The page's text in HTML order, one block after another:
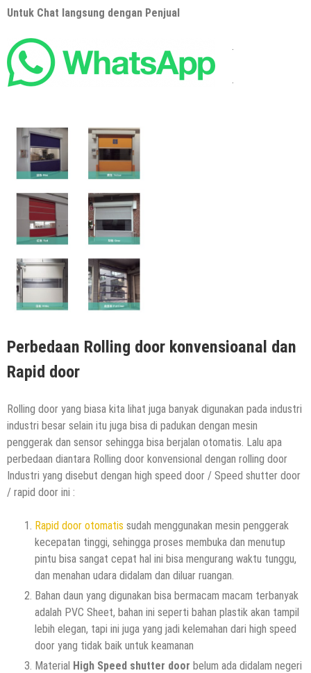
Untuk Chat langsung dengan Penjual
Perbedaan Rolling door konvensioanal dan
Rapid door
Rolling door yang biasa kita lihat juga banyak digunakan pada industri
industri besar selain itu juga bisa di padukan dengan mesin
penggerak dan sensor sehingga bisa berjalan otomatis. Lalu apa
perbedaan diantara Rolling door konvensional dengan rolling door
Industri yang disebut dengan high speed door / Speed shutter door
/ rapid door ini :
Rapid door otomatis sudah menggunakan mesin penggerak
kecepatan tinggi, sehingga proses membuka dan menutup
pintu bisa sangat cepat hal ini bisa mengurang waktu tunggu,
dan menahan udara didalam dan diluar ruangan.
Bahan daun yang digunakan bisa bermacam macam terbanyak
adalah PVC Sheet, bahan ini seperti bahan plastik akan tampil
lebih elegan, tapi ini juga yang jadi kelemahan dari high speed
door yang tidak baik untuk keamanan
Material High Speed shutter door belum ada didalam negeri